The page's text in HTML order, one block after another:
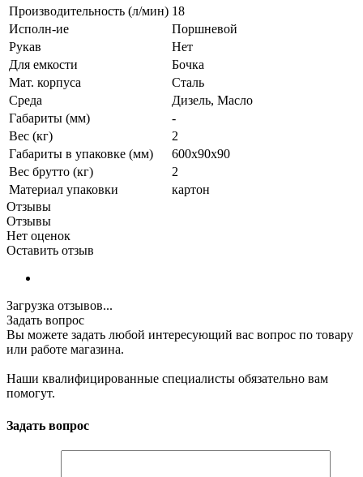
Производительность (л/мин) 18
Исполн-ие
Поршневой
Рукав
Нет
Для емкости
Бочка
Мат. корпуса
Сталь
Среда
Дизель, Масло
Габариты (мм)
-
Вес (кг)
2
Габариты в упаковке (мм)
600х90х90
Вес брутто (кг)
2
Материал упаковки
картон
Отзывы
Отзывы
Нет оценок
Оставить отзыв
Загрузка отзывов...
Задать вопрос
Вы можете задать любой интересующий вас вопрос по товару
или работе магазина.
Наши квалифицированные специалисты обязательно вам
помогут.
Задать вопрос